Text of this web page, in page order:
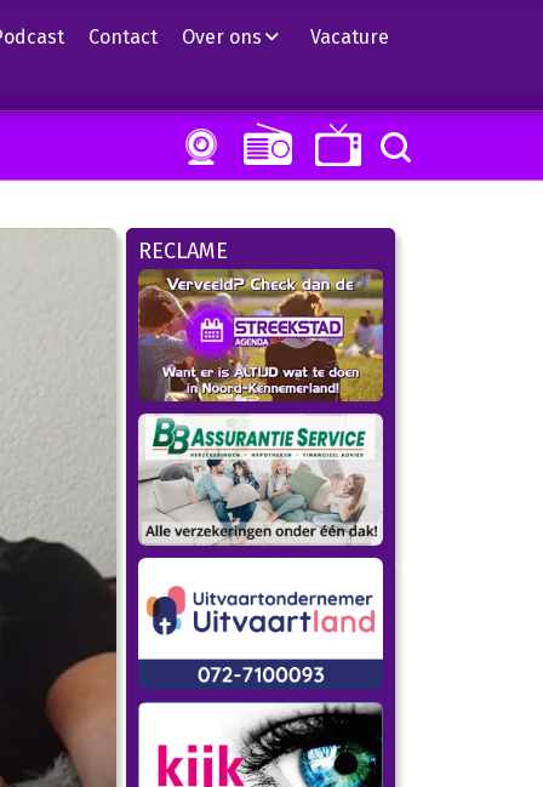
Contact Over ons Vacature
RECLAME